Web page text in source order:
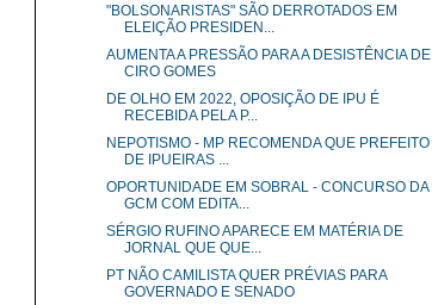
"BOLSONARISTAS" SÃO DERROTADOS EM
ELEIÇÃO PRESIDEN...
AUMENTA A PRESSÃO PARA A DESISTÊNCIA DE
CIRO GOMES
DE OLHO EM 2022, OPOSIÇÃO DE IPU É
RECEBIDA PELA P...
NEPOTISMO - MP RECOMENDA QUE PREFEITO
DE IPUEIRAS ...
OPORTUNIDADE EM SOBRAL - CONCURSO DA
GCM COM EDITA...
SÉRGIO RUFINO APARECE EM MATÉRIA DE
JORNAL QUE QUE...
PT NÃO CAMILISTA QUER PRÉVIAS PARA
GOVERNADO E SENADO